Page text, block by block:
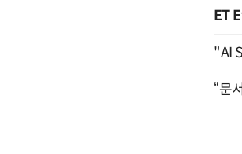
ET
"AI
“문